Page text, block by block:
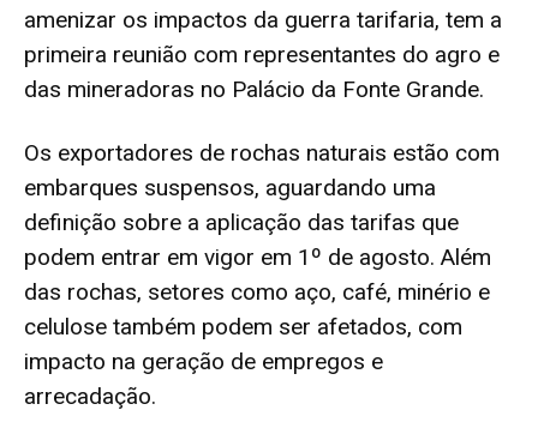
amenizar os impactos da guerra tarifaria, tem a
primeira reunião com representantes do agro e
das mineradoras no Palácio da Fonte Grande.
Os exportadores de rochas naturais estão com
embarques suspensos, aguardando uma
definição sobre a aplicação das tarifas que
podem entrar em vigor em 1º de agosto. Além
das rochas, setores como aço, café, minério e
celulose também podem ser afetados, com
impacto na geração de empregos e
arrecadação.